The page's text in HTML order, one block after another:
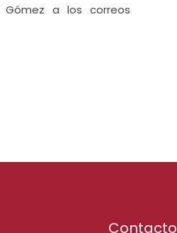
Gómez a los correos
Contacto